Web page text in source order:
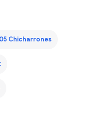
Chicharrones